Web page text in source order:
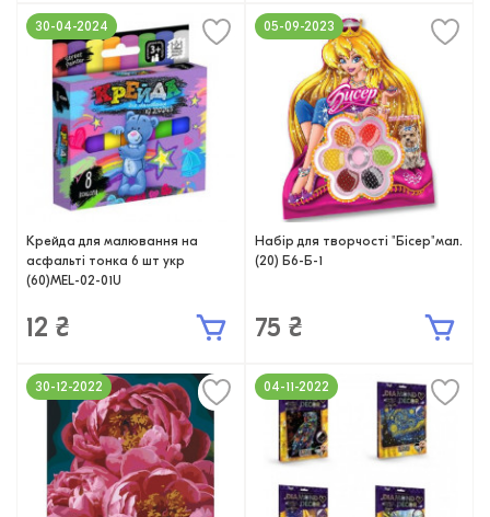
Крейда для малювання на
асфальті тонка 6 шт укр
(60)MEL-02-01U
12 ₴
30-04-2024
Набір для творчості "Бісер"мал.
(20) Б6-Б-1
75 ₴
05-09-2023
30-12-2022 04-11-2022